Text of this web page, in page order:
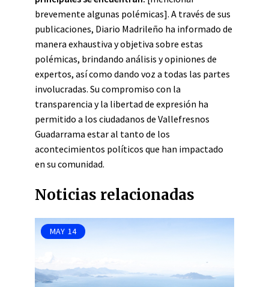
brevemente algunas polémicas]. A través de sus
publicaciones, Diario Madrileño ha informado de
manera exhaustiva y objetiva sobre estas
polémicas, brindando análisis y opiniones de
expertos, así como dando voz a todas las partes
involucradas. Su compromiso con la
transparencia y la libertad de expresión ha
permitido a los ciudadanos de Vallefresnos
Guadarrama estar al tanto de los
acontecimientos políticos que han impactado
en su comunidad.
Noticias relacionadas
MAY 14